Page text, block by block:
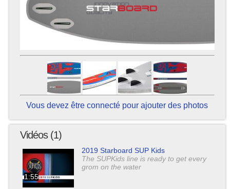
Vous devez être connecté pour ajouter des photos
Vidéos (1)
1:55
2019 Starboard SUP Kids
The SUPKids line is ready to get every
grom on the water